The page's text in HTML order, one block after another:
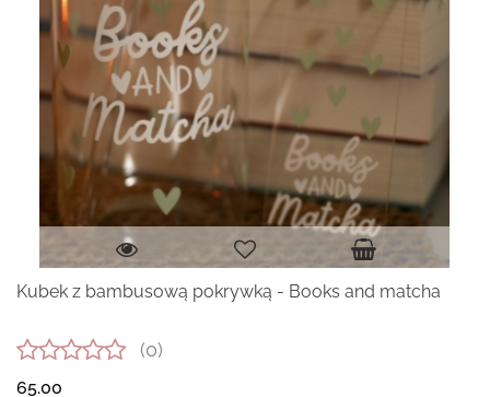
Kubek z bambusową pokrywką - Books and matcha
(0)
65.00